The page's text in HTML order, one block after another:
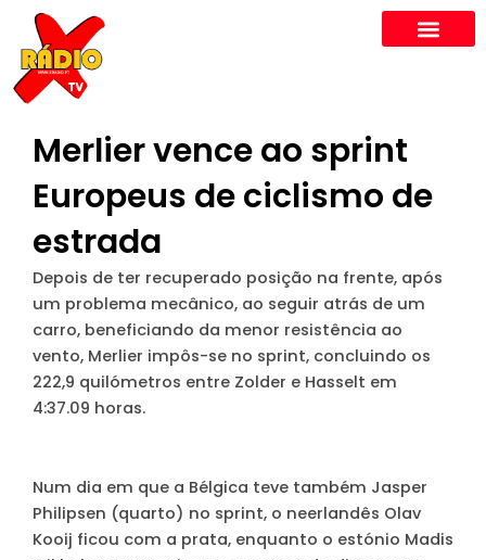
content
Merlier vence ao sprint
Europeus de ciclismo de
estrada
Depois de ter recuperado posição na frente, após
um problema mecânico, ao seguir atrás de um
carro, beneficiando da menor resistência ao
vento, Merlier impôs-se no sprint, concluindo os
222,9 quilómetros entre Zolder e Hasselt em
4:37.09 horas.
Num dia em que a Bélgica teve também Jasper
Philipsen (quarto) no sprint, o neerlandês Olav
Kooij ficou com a prata, enquanto o estónio Madis